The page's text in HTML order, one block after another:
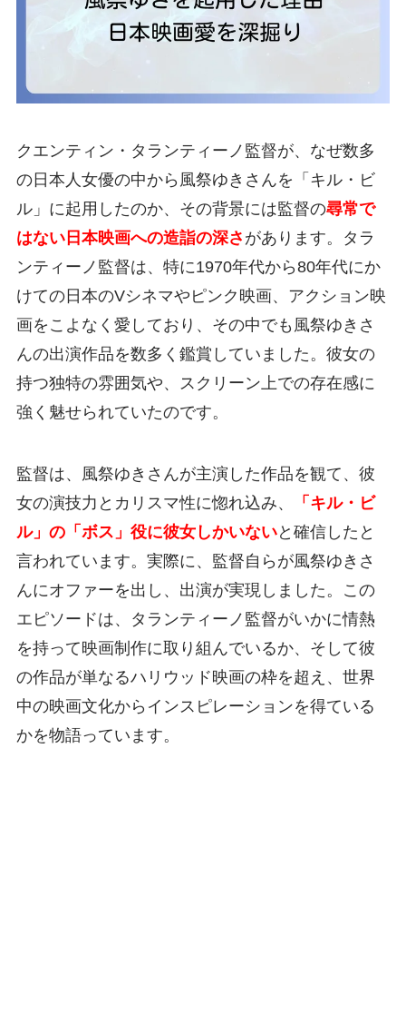
クエンティン・タランティーノ監督が、なぜ数多
の日本人女優の中から風祭ゆきさんを「キル・ビ
ル」に起用したのか、その背景には監督の尋常で
はない日本映画への造詣の深さ があります。タラ
ンティーノ監督は、特に1970年代から80年代にか
けての日本のVシネマやピンク映画、アクション映
画をこよなく愛しており、その中でも風祭ゆきさ
んの出演作品を数多く鑑賞していました。彼女の
持つ独特の雰囲気や、スクリーン上での存在感に
強く魅せられていたのです。
監督は、風祭ゆきさんが主演した作品を観て、彼
女の演技力とカリスマ性に惚れ込み、
「キル・ビ
ル」の「ボス」役に彼女しかいないと確信したと
言われています。実際に、監督自らが風祭ゆきさ
んにオファーを出し、出演が実現しました。この
エピソードは、タランティーノ監督がいかに情熱
を持って映画制作に取り組んでいるか、そして彼
の作品が単なるハリウッド映画の枠を超え、世界
中の映画文化からインスピレーションを得ている
かを物語っています。